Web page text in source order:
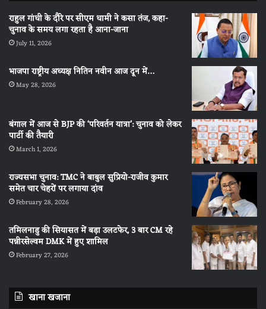
राहुल गांधी के दौरे पर सीएम धामी ने कसा तंज, कहा-
चुनाव के समय लगा रहता है आना-जाना
July 11, 2026
भाजपा राष्ट्रीय अध्यक्ष नितिन नवीन आज दून में…
May 28, 2026
बंगाल में आज से BJP की ‘परिवर्तन यात्रा’: चुनाव को लेकर
पार्टी की तैयारी
March 1, 2026
राज्यसभा चुनाव: TMC ने बाबुल सुप्रियो-राजीव कुमार
समेत चार चेहरों पर लगाया दांव
February 28, 2026
तमिलनाडु की सियासत में बड़ा उलटफेर, 3 बार CM रहे
पन्नीरसेल्वम DMK में हुए शामिल
February 27, 2026
खाना खजाना